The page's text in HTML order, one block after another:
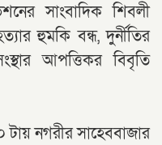
সাংবাদিক শিবলী
হুমকি বন্ধ, দুর্নীতির
আপত্তিকর বিবৃতি
নগরীর সাহেববাজার